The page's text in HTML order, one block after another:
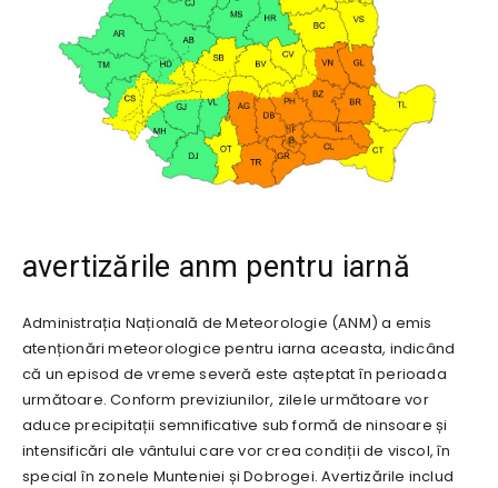
avertizările anm pentru iarnă
Administrația Națională de Meteorologie (ANM) a emis
atenționări meteorologice pentru iarna aceasta, indicând
că un episod de vreme severă este așteptat în perioada
următoare. Conform previziunilor, zilele următoare vor
aduce precipitații semnificative sub formă de ninsoare și
intensificări ale vântului care vor crea condiții de viscol, în
special în zonele Munteniei și Dobrogei. Avertizările includ